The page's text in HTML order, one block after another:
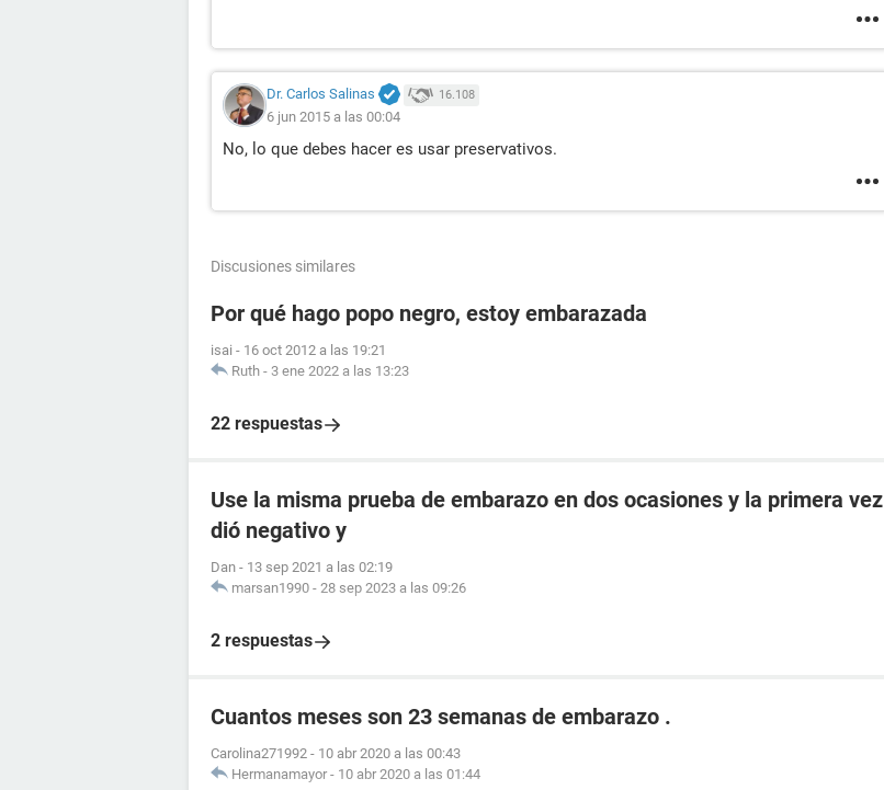
Dr. Carlos Salinas 16.108
6 jun 2015 a las 00:04
No, lo que debes hacer es usar preservativos.
Discusiones similares
Por qué hago popo negro, estoy embarazada
isai - 16 oct 2012 a las 19:21
Ruth - 3 ene 2022 a las 13:23
22 respuestas
Use la misma prueba de embarazo en dos ocasiones y la primera vez
dió negativo y
Dan - 13 sep 2021 a las 02:19
marsan1990 - 28 sep 2023 a las 09:26
2 respuestas
Cuantos meses son 23 semanas de embarazo .
Carolina271992 - 10 abr 2020 a las 00:43
Hermanamayor - 10 abr 2020 a las 01:44